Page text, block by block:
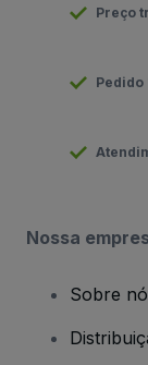
Preço
Nossa
Sobre